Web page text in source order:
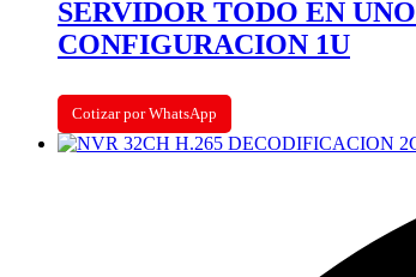
SERVIDOR TODO EN
CONFIGURACION 1U
Cotizar por WhatsApp